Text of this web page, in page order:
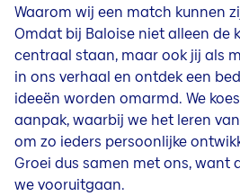
Waarom wij een match kunnen
Omdat bij Baloise niet alleen de
centraal staan, maar ook jij als
in ons verhaal en ontdek een
ideeën worden omarmd. We
aanpak, waarbij we het leren
om zo ieders persoonlijke
Groei dus samen met ons, want
we vooruitgaan.